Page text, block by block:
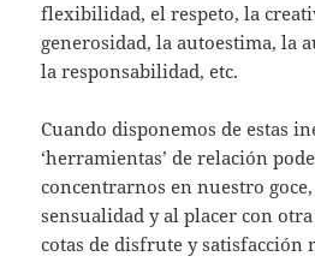
flexibilidad, el respeto, la
generosidad, la autoestima, la
la responsabilidad, etc.
Cuando disponemos de estas
‘herramientas’ de relación
concentrarnos en nuestro
sensualidad y al placer con
cotas de disfrute y satisfacción